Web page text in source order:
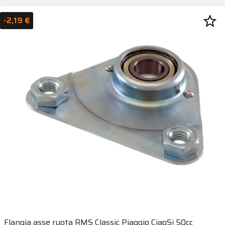
Flangia asse ruota RMS Classic Piaggio CiaoSi 50cc
-2,19 € star_border